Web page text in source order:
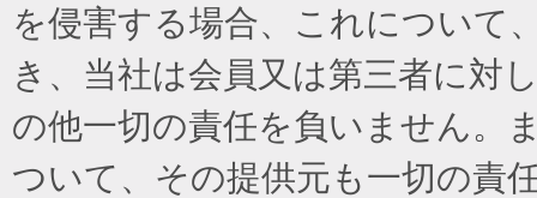
を侵害する場合、これについて
き、当社は会員又は第三者に対
の他一切の責任を負いません。
ついて、その提供元も一切の責